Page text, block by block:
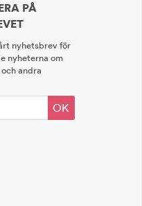
PÅ
nyhetsbrev för
nyheterna om
andra
OK